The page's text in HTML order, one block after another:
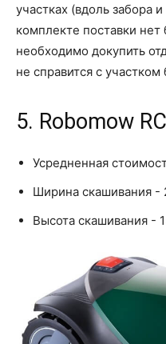
участках (вдоль забора
комплекте поставки
необходимо докупить
не справится с
5. Robomow
Усредненная
Ширина скашивания -
Высота скашивания -